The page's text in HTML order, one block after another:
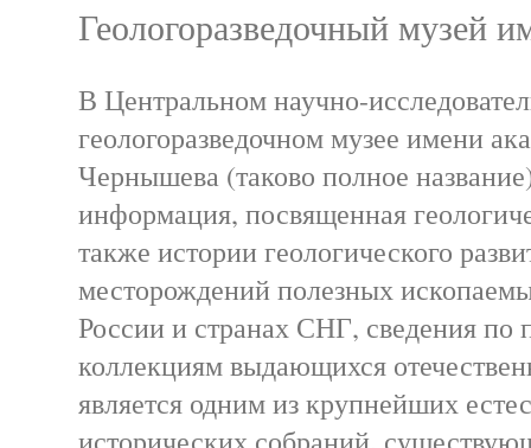
Геологоразведочный музей
В Центральном научно-
геологоразведочном музее имени
Чернышева (таково полное
информация, посвященная
также истории геологического
месторождений полезных
России и странах СНГ, сведения по
коллекциям выдающихся
является одним из крупнейших
исторических собраний,